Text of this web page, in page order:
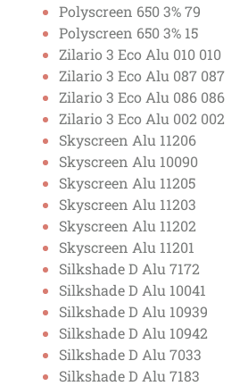
Polyscreen 650 3% 79
Polyscreen 650 3% 15
Zilario 3 Eco Alu 010 010
Zilario 3 Eco Alu 087 087
Zilario 3 Eco Alu 086 086
Zilario 3 Eco Alu 002 002
Skyscreen Alu 11206
Skyscreen Alu 10090
Skyscreen Alu 11205
Skyscreen Alu 11203
Skyscreen Alu 11202
Skyscreen Alu 11201
Silkshade D Alu 7172
Silkshade D Alu 10041
Silkshade D Alu 10939
Silkshade D Alu 10942
Silkshade D Alu 7033
Silkshade D Alu 7183